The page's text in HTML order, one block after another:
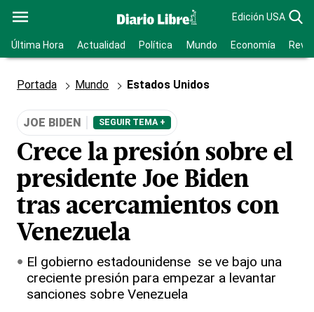
Edición USA
Última Hora Actualidad Política Mundo Economía
Portada Mundo Estados Unidos
JOE BIDEN SEGUIR TEMA +
Crece la presión sobre el
presidente Joe Biden
tras acercamientos con
Venezuela
El gobierno estadounidense se ve bajo una
creciente presión para empezar a levantar
sanciones sobre Venezuela